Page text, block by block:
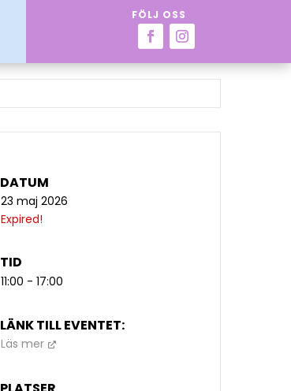
FÖLJ OSS
DATUM
23 maj 2026
Expired!
TID
11:00 - 17:00
LÄNK TILL EVENTET:
Läs mer